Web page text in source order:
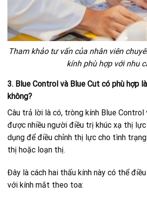
Tham khảo tư vấn của nhân viên
kính phù hợp với nhu
3. Blue Control và Blue Cut có phù hợp
không?
Câu trả lời là có, tròng kính Blue Control
được nhiều người điều trị khúc xạ thị
dụng để điều chỉnh thị lực cho tình
thị hoặc loạn thị.
Đây là cách hai thấu kính này có thể
với kính mắt theo toa: